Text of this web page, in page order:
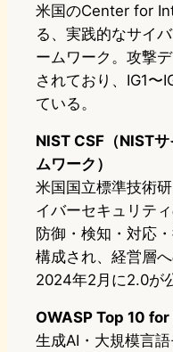
米国のCenter for
る、実践的なサイ
ームワーク。攻撃
されており、IG1〜
ている。
NIST CSF（NIST
ムワーク）
米国国立標準技術
イバーセキュリテ
防御・検知・対応
構成され、経営層
2024年2月に2.0が
OWASP Top 10
生成AI・大規模言